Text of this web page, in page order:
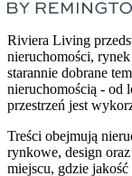
Riviera Living
nieruchomości,
starannie dobrane
nieruchomością - od
przestrzeń jest
Treści obejmują
rynkowe, design
miejscu, gdzie